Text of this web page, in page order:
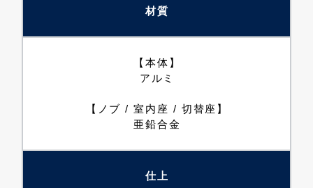
材質
【本体】
アルミ
【ノブ / 室内座 / 切替座】
亜鉛合金
仕上